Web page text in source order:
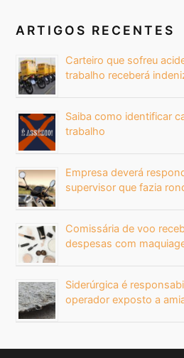
ARTIGOS RECENTES
Carteiro que sofreu
trabalho receberá
Saiba como identificar
trabalho
Empresa deverá
supervisor que fazia
Comissária de voo
despesas com
Siderúrgica é
operador exposto a